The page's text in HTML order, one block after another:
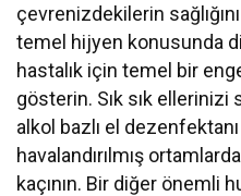
çevrenizdekilerin
temel hijyen konusunda
hastalık için temel bir
gösterin. Sık sık ellerinizi
alkol bazlı el
havalandırılmış
kaçının. Bir diğer önemli